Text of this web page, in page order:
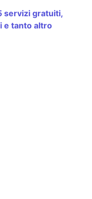
servizi gratuiti,
e tanto altro